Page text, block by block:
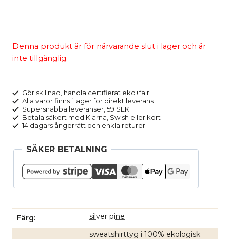
Denna produkt är för närvarande slut i lager och är
inte tillgänglig.
Gör skillnad, handla certifierat eko+fair!
Alla varor finns i lager för direkt leverans
Supersnabba leveranser, 59 SEK
Betala säkert med Klarna, Swish eller kort
14 dagars ångerrätt och enkla returer
SÄKER BETALNING
Färg
silver pine
sweatshirttyg i 100% ekologisk